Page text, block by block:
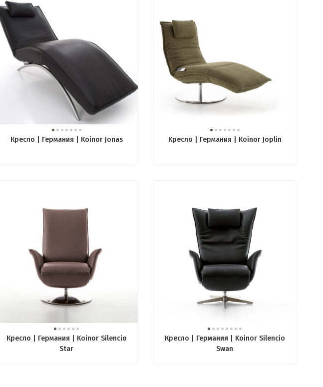
Кресло | Германия | Koinor Jonas Кресло | Германия | Koinor Joplin
Кресло | Германия | Koinor Silencio
Star
Кресло | Германия | Koinor Silencio
Swan